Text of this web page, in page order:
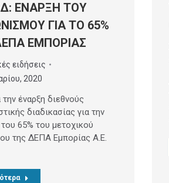
ΕΝΑΡΞΗ ΤΟΥ
ΓΙΑ ΤΟ 65%
ΕΜΠΟΡΙΑΣ
ειδήσεις
2020
την έναρξη διεθνούς
διαδικασίας για την
65% του μετοχικού
της ΔΕΠΑ Εμπορίας Α.Ε.